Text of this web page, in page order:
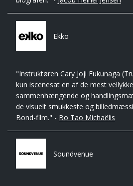
Ekko
"Instruktøren Cary Joji Fukunaga
kun iscenesat en af de mest
sammenhængende og
de visuelt smukkeste og
Bond-film." - Bo Tao Michaëlis
Soundvenue